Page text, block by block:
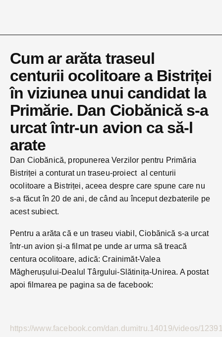
Cum ar arăta traseul
centurii ocolitoare a Bistriței
în viziunea unui candidat la
Primărie. Dan Ciobănică s-a
urcat într-un avion ca să-l
arate
Dan Ciobănică, propunerea Verzilor pentru Primăria
Bistriței a conturat un traseu-proiect al centurii
ocolitoare a Bistriței, aceea despre care spune care nu
s-a făcut în 20 de ani, de când au început dezbaterile pe
acest subiect.
Pentru a arăta că e un traseu viabil, Ciobănică s-a urcat
într-un avion și-a filmat pe unde ar urma să treacă
centura ocolitoare, adică: Crainimăt-Valea
Măgherușului-Dealul Târgului-Slătinița-Unirea. A postat
apoi filmarea pe pagina sa de facebook:
https://www.facebook.com/dan.dumitru.14019/videos/